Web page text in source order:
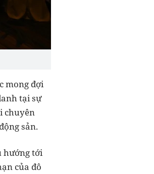
mong đợi
tại sự
chuyên
sản.
hướng tới
của đô